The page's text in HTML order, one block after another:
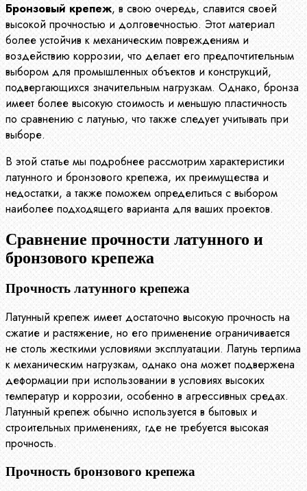
Бронзовый крепеж, в свою очередь, славится своей
высокой прочностью и долговечностью. Этот материал
более устойчив к механическим повреждениям и
воздействию коррозии, что делает его предпочтительным
выбором для промышленных объектов и конструкций,
подвергающихся значительным нагрузкам. Однако, бронза
имеет более высокую стоимость и меньшую пластичность
по сравнению с латунью, что также следует учитывать при
выборе.
В этой статье мы подробнее рассмотрим характеристики
латунного и бронзового крепежа, их преимущества и
недостатки, а также поможем определиться с выбором
наиболее подходящего варианта для ваших проектов.
Сравнение прочности латунного и
бронзового крепежа
Прочность латунного крепежа
Латунный крепеж имеет достаточно высокую прочность на
сжатие и растяжение, но его применение ограничивается
не столь жесткими условиями эксплуатации. Латунь терпима
к механическим нагрузкам, однако она может подвержена
деформации при использовании в условиях высоких
температур и коррозии, особенно в агрессивных средах.
Латунный крепеж обычно используется в бытовых и
строительных применениях, где не требуется высокая
прочность.
Прочность бронзового крепежа